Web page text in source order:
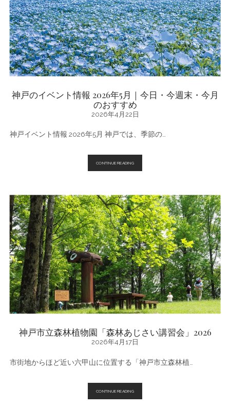
2026
神戸のイベント情報 2026年5月｜今日・今週末・今月
のおすすめ
2026年4月22日
神戸イベント情報 2026年5月 神戸では、季節の…
CONTINUE READING神
ン
ト
情
報
2026
年
5
月
｜
今
日・
今
週
末・
今
月
の
す
め
神戸市立森林植物園「森林あじさい講習会」2026
2026年4月17日
市街地からほど近い六甲山に位置する「神戸市立森林植…
CONTINUE READING神